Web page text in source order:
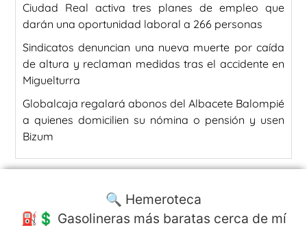
Ciudad Real activa tres planes de empleo que
darán una oportunidad laboral a 266 personas
Sindicatos denuncian una nueva muerte por caída
de altura y reclaman medidas tras el accidente en
Miguelturra
Globalcaja regalará abonos del Albacete Balompié
a quienes domicilien su nómina o pensión y usen
Bizum
🔍 Hemeroteca
⛽️💲 Gasolineras más baratas cerca de mí